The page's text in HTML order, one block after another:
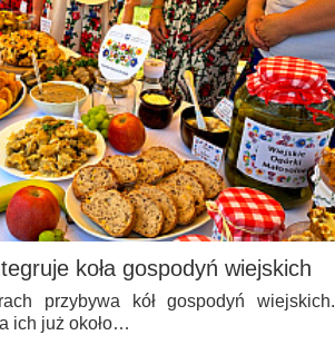
koła gospodyń wiejskich
przybywa kół gospodyń wiejskich.
ich już około…